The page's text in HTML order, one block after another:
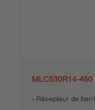
MLC530R14-450
Récepteur de